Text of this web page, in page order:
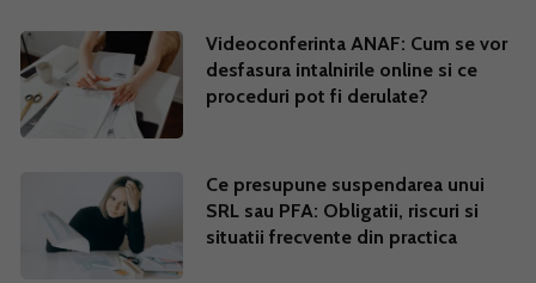
Videoconferinta ANAF: Cum se vor
desfasura intalnirile online si ce
proceduri pot fi derulate?
Ce presupune suspendarea unui
SRL sau PFA: Obligatii, riscuri si
situatii frecvente din practica